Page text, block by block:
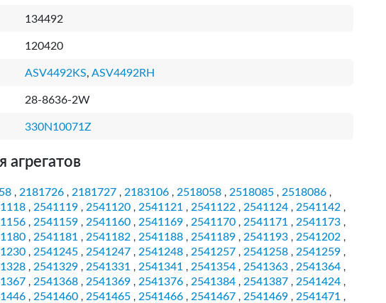
134492
120420
ASV4492KS, ASV4492RH
28-8636-2W
330N10071Z
агрегатов
, 2181726 , 2181727 , 2183106 , 2518058 , 2518085 , 2518086 ,
, 2541119 , 2541120 , 2541121 , 2541122 , 2541124 , 2541142 ,
, 2541159 , 2541160 , 2541169 , 2541170 , 2541171 , 2541173 ,
, 2541181 , 2541182 , 2541188 , 2541189 , 2541193 , 2541202 ,
, 2541245 , 2541247 , 2541248 , 2541257 , 2541258 , 2541259 ,
, 2541329 , 2541331 , 2541341 , 2541354 , 2541363 , 2541364 ,
, 2541368 , 2541369 , 2541376 , 2541384 , 2541387 , 2541424 ,
, 2541460 , 2541465 , 2541466 , 2541467 , 2541469 , 2541471 ,